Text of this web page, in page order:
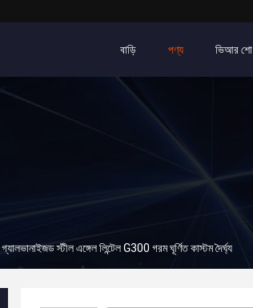
বাড়ি পণ্য ভিআর শো
গ্যালভানাইজড স্টীল এঙ্গেল লিন্টেল G300 গরম ঘূর্ণিত কাস্টম দৈর্ঘ্য